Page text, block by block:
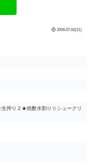
2006.07.02(日)
搾り２★焼酎水割り☆シュークリ